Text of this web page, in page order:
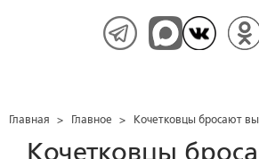
Главная > Главное > Кочетковцы бросают
Кочетковцы